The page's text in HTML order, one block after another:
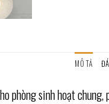
MÔ TẢ
sinh hoạt chung,